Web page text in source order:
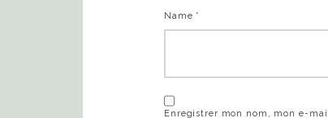
Name *
Enregistrer mon nom, mon e-